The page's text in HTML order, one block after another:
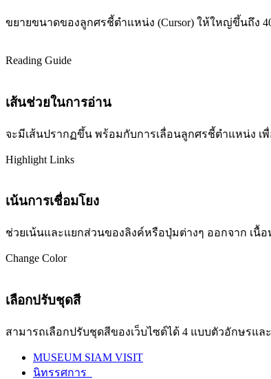
ขยายขนาดของลูกศรชี้ตำแหน่ง (Cursor) ให้ใหญ่ขึ้นถึง
Reading Guide
เส้นช่วยในการอ่าน
จะมีเส้นปรากฏขึ้น พร้อมกับการเลื่อนลูกศรชี้ตำแหน่ง
Highlight Links
เน้นการเชื่อมโยง
ช่วยเน้นและแยกส่วนของลิงค์หรือปุ่มต่างๆ ออกจาก เนื้
Change Color
เลือกปรับชุดสี
สามารถเลือกปรับชุดสีของเว็บไซต์ได้ 4 แบบตัวอักษรแ
MUSEUM SIAM VISIT
นิทรรศการ